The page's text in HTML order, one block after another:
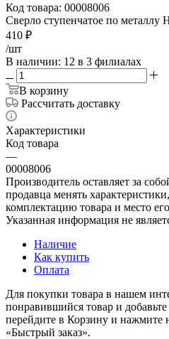
Код товара: 00008006
Сверло ступенчатое по металлу
410 ₽
/шт
В наличии: 12 в 3 филиалах
В корзину
Рассчитать доставку
Характеристики
Код товара
—
00008006
Производитель оставляет за
продавца менять
комплектацию товара и место
Указанная информация не
Наличие
Как купить
Оплата
Для покупки товара в нашем
понравившийся товар и
перейдите в Корзину и нажмите
«Быстрый заказ».